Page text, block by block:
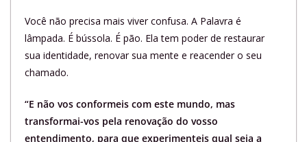
Você não precisa mais viver confusa. A Palavra é
lâmpada. É bússola. É pão. Ela tem poder de restaurar
sua identidade, renovar sua mente e reacender o seu
chamado.
“E não vos conformeis com este mundo, mas
transformai-vos pela renovação do vosso
entendimento, para que experimenteis qual seja a